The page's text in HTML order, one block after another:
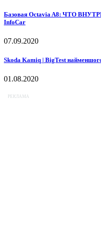
Базовая Octavia A8: ЧТО
InfoCar
07.09.2020
Skoda Kamiq | BigTest
01.08.2020
РЕКЛАМА